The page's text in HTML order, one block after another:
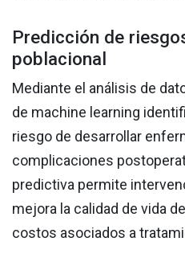
Predicción de
poblacional
Mediante el análisis de
de machine learning
riesgo de desarrollar
complicaciones
predictiva permite
mejora la calidad de vida
costos asociados a